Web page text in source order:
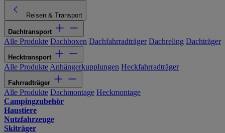
Reisen & Transport
Dachtransport
Alle Produkte Dachboxen Dachfahrradträger Dachreling Dachträger
Hecktransport
Alle Produkte Anhängerkupplungen Heckfahrradträger
Fahrradträger
Alle Produkte Dachmontage Heckmontage
Campingzubehör
Haustiere
Nutzfahrzeuge
Skiträger